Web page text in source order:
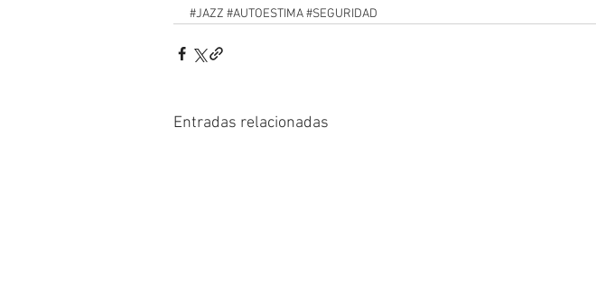
#JAZZ #AUTOESTIMA#SEGURIDAD
Entradas relacionadas